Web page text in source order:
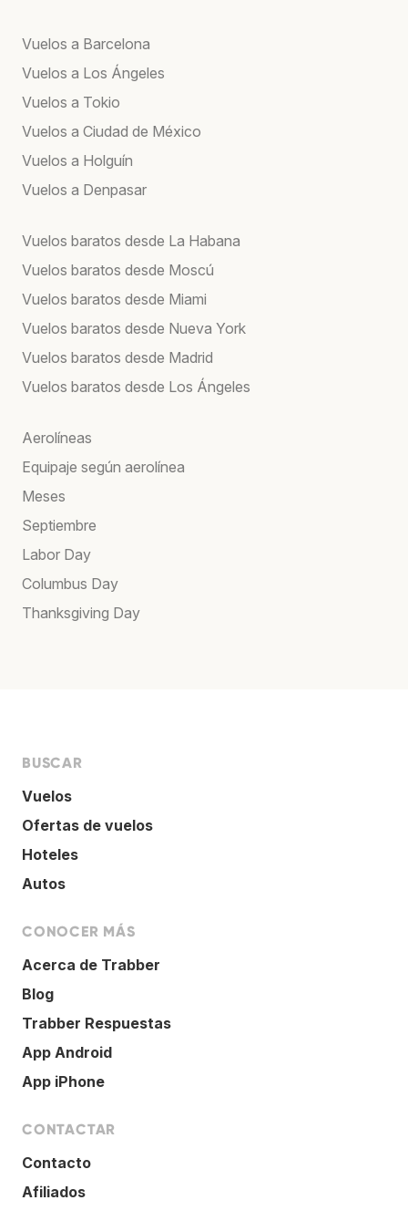
Vuelos a Barcelona
Vuelos a Los Ángeles
Vuelos a Tokio
Vuelos a Ciudad de México
Vuelos a Holguín
Vuelos a Denpasar
Vuelos baratos desde La Habana
Vuelos baratos desde Moscú
Vuelos baratos desde Miami
Vuelos baratos desde Nueva York
Vuelos baratos desde Madrid
Vuelos baratos desde Los Ángeles
Aerolíneas
Equipaje según aerolínea
Meses
Septiembre
Labor Day
Columbus Day
Thanksgiving Day
BUSCAR
Vuelos
Ofertas de vuelos
Hoteles
Autos
CONOCER MÁS
Acerca de Trabber
Blog
Trabber Respuestas
App Android
App iPhone
CONTACTAR
Contacto
Afiliados